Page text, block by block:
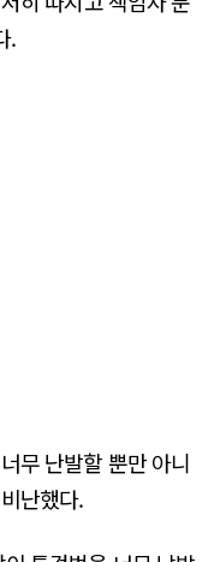
.
무 난발할 뿐만 아니
난했다.